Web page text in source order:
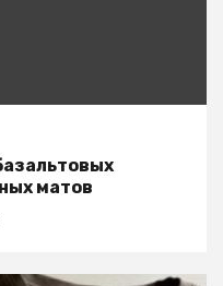
матов